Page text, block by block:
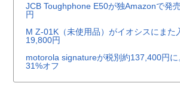
JCB Toughphone E50が独Amazonで発
円
M Z-01K（未使用品）がイオシスにまた
19,800円
motorola signatureが税別約137,400円
31%オフ